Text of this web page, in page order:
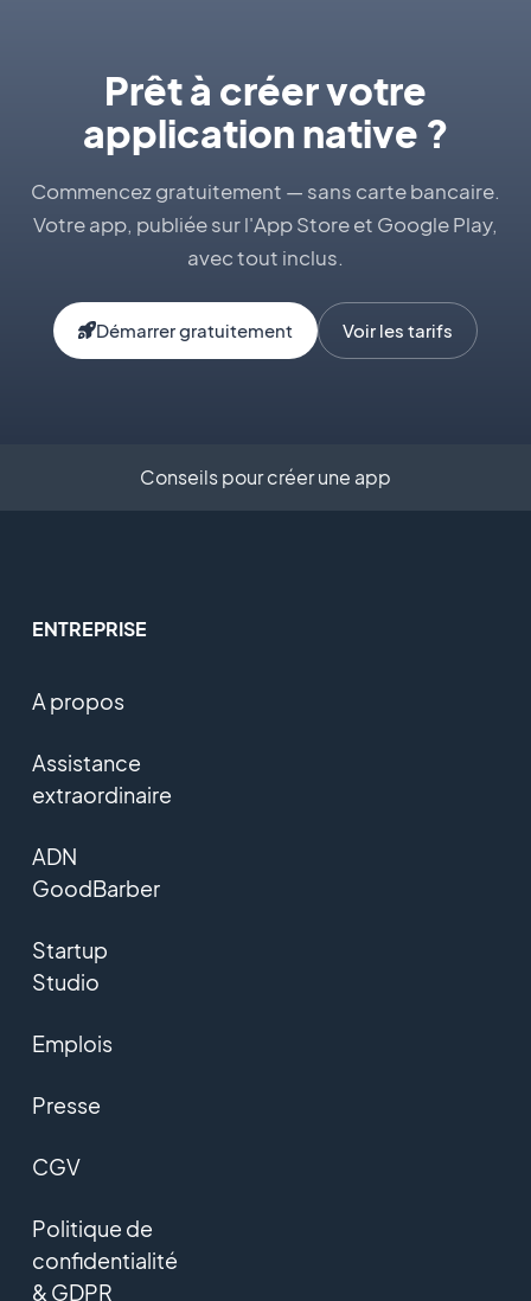
Prêt à créer votre
application native ?
Commencez gratuitement — sans carte bancaire.
Votre app, publiée sur l'App Store et Google Play,
avec tout inclus.
Démarrer gratuitement Voir les tarifs
Conseils pour créer une app
ENTREPRISE
A propos
Assistance
extraordinaire
ADN
GoodBarber
Startup
Studio
Emplois
Presse
CGV
Politique de
confidentialité
& GDPR